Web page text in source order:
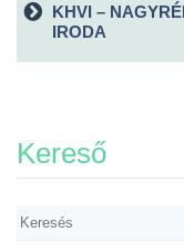
KHVI –
IRODA
Kereső